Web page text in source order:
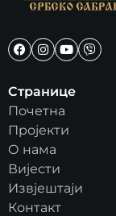
Странице
Почетна
Пројекти
О нама
Вијести
Извјештаји
Контакт